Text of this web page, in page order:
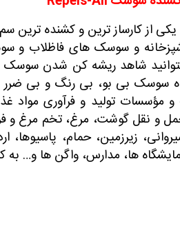
و سوسک های فاظلاب و
شاهد ریشه کن شدن سوسک
سوسک بی بو، بی رنگ و بی
مؤسسات تولید و فرآوری مواد
و نقل گوشت، مرغ، تخم مرغ و
زیرزمین، حمام، پاسیوها،
ها، مدارس، واگن ها و… به کارمیرود.